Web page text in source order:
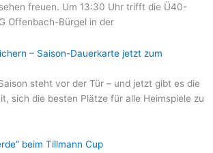
freuen. Um 13:30 Uhr trifft die Ü40-
Offenbach-Bürgel in der
– Saison-Dauerkarte jetzt zum
steht vor der Tür – und jetzt gibt es die
sich die besten Plätze für alle Heimspiele zu
beim Tillmann Cup